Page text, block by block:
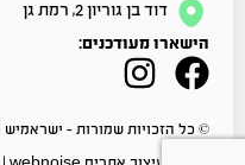
דוד בן גוריון 2, רמת גן
הישארו מעודכנים:
© כל הזכויות שמורות – ישראמיש |